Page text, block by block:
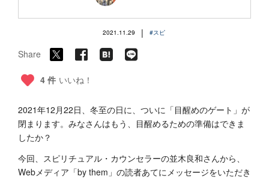
2021.11.29 | #スピ
Share
4 件 いいね！
2021年12月22日、冬至の日に、ついに「目醒めのゲート」が
閉まります。みなさんはもう、目醒めるための準備はできま
したか？
今回、スピリチュアル・カウンセラーの並木良和さんから、
Webメディア「by them」の読者あてにメッセージをいただき